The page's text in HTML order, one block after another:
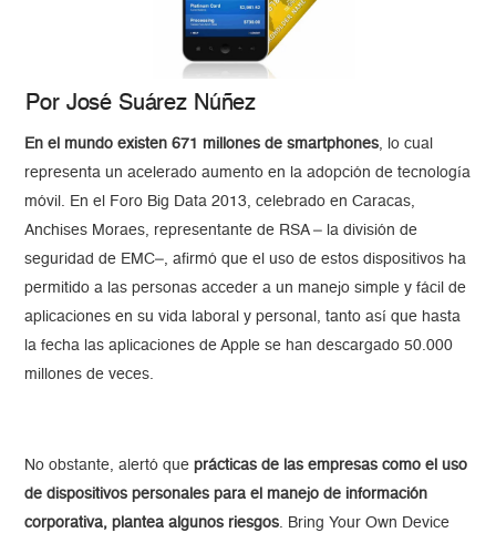
Por José Suárez Núñez
En el mundo existen 671 millones de smartphones, lo cual
representa un acelerado aumento en la adopción de tecnología
móvil. En el Foro Big Data 2013, celebrado en Caracas,
Anchises Moraes, representante de RSA – la división de
seguridad de EMC–, afirmó que el uso de estos dispositivos ha
permitido a las personas acceder a un manejo simple y fácil de
aplicaciones en su vida laboral y personal, tanto así que hasta
la fecha las aplicaciones de Apple se han descargado 50.000
millones de veces.
No obstante, alertó que prácticas de las empresas como el uso
de dispositivos personales para el manejo de información
corporativa, plantea algunos riesgos. Bring Your Own Device